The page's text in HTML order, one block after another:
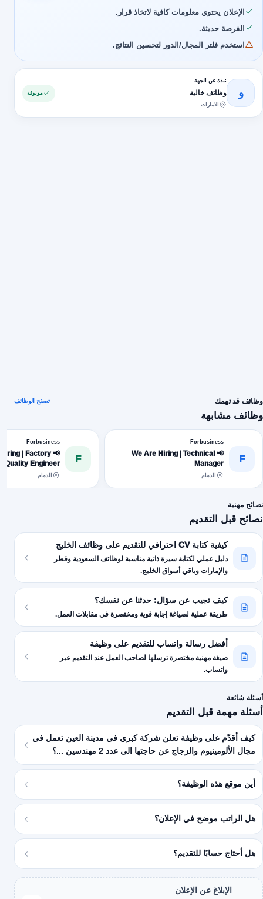
الإعلان يحتوي معلومات كافية لاتخاذ قرار.
الفرصة حديثة.
استخدم فلتر المجال/الدور لتحسين النتائج.
و
نبذة عن الجهة
وظائف خالية
الامارات
موثوقة
وظائف قد تهمك
وظائف مشابهة
تصفح الوظائف
F
Forbusiness
📢 We Are Hiring | Technical
Manager
الدمام
F
Forbusiness
Hiring | Factory
Quality Engineer
الدمام
نصائح مهنية
نصائح قبل التقديم
كيفية كتابة CV احترافي للتقديم على وظائف الخليج
دليل عملي لكتابة سيرة ذاتية مناسبة لوظائف السعودية وقطر
والإمارات وباقي أسواق الخليج.
كيف تجيب عن سؤال: حدثنا عن نفسك؟
طريقة عملية لصياغة إجابة قوية ومختصرة في مقابلات العمل.
أفضل رسالة واتساب للتقديم على وظيفة
صيغة مهنية مختصرة ترسلها لصاحب العمل عند التقديم عبر
واتساب.
أسئلة شائعة
أسئلة مهمة قبل التقديم
كيف أقدّم على وظيفة تعلن شركة كبري في مدينة العين تعمل في
مجال الألومينيوم والزجاج عن حاجتها الى عدد 2 مهندسين ...؟
أين موقع هذه الوظيفة؟
هل الراتب موضح في الإعلان؟
هل أحتاج حسابًا للتقديم؟
الإبلاغ عن الإعلان